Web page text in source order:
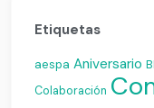
Etiquetas
aespa Aniversario
Colaboración